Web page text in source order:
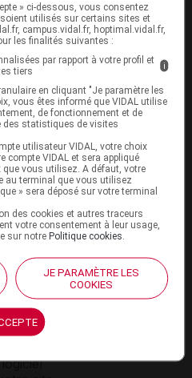
nous ?
et
» ci-dessous, vous consentez
utilisés sur certains sites et
campus.vidal.fr, hoptimal.vidal.fr,
les finalités suivantes :
par rapport à votre profil et
tiers
i
en cliquant "Je paramètre les
vous êtes informé que VIDAL utilise
de fonctionnement et de
des statistiques de visites
utilisateur VIDAL, votre choix
compte VIDAL et sera appliqué
que vous utilisez. A défaut, votre
au terminal que vous utilisez
» sera déposé sur votre terminal
des cookies et autres traceurs
votre consentement à leur usage,
sur notrePolitique cookies
JE PARAMÈTRE LES
COOKIES